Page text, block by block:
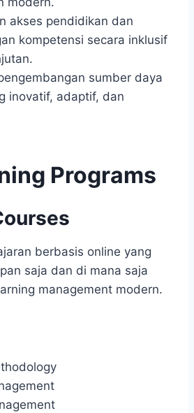
akses pendidikan dan
kompetensi secara inklusif
sumber daya
inovatif, adaptif, dan
Programs
berbasis online yang
saja dan di mana saja
management modern.